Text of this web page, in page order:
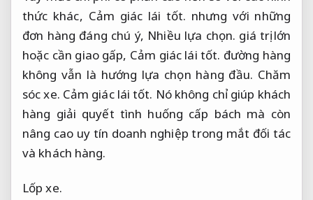
thức khác, Cảm giác lái tốt. nhưng với những
đơn hàng đáng chú ý, Nhiều lựa chọn. giá trị lớn
hoặc cần giao gấp, Cảm giác lái tốt. đường hàng
không vẫn là hướng lựa chọn hàng đầu. Chăm
sóc xe. Cảm giác lái tốt. Nó không chỉ giúp khách
hàng giải quyết tình huống cấp bách mà còn
nâng cao uy tín doanh nghiệp trong mắt đối tác
và khách hàng.
Lốp xe.